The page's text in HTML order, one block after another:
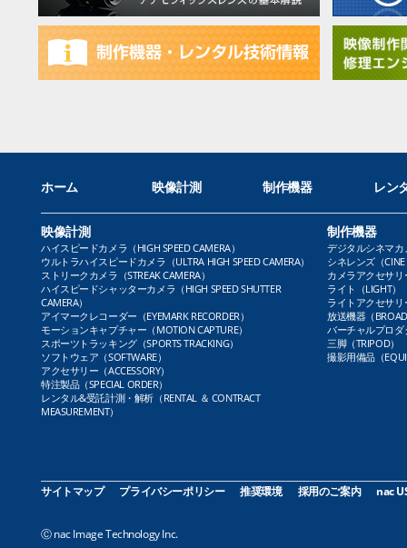
ホーム 映像計測 制作機器 レン
映像計測
ハイスピードカメラ（HIGH SPEED CAMERA）
ウルトラハイスピードカメラ（ULTRA HIGH SPEED CAMERA）
ストリークカメラ（STREAK CAMERA）
ハイスピードシャッターカメラ（HIGH SPEED SHUTTER
CAMERA）
アイマークレコーダー（EYEMARK RECORDER）
モーションキャプチャー（MOTION CAPTURE）
スポーツトラッキング（SPORTS TRACKING）
ソフトウェア（SOFTWARE）
アクセサリー（ACCESSORY）
特注製品（SPECIAL ORDER）
レンタル&受託計測・解析（RENTAL ＆ CONTRACT
MEASUREMENT）
制作機器
デジタルシネマカ
シネレンズ（CINE
カメラアクセサリ
ライト（LIGHT）
ライトアクセサリ
放送機器（
バーチャルプロダ
三脚（TRIPOD）
撮影用備品（
サイトマップ プライバシーポリシー 推奨環境 採用のご案内 nac
Ⓒ nac Image Technology Inc.